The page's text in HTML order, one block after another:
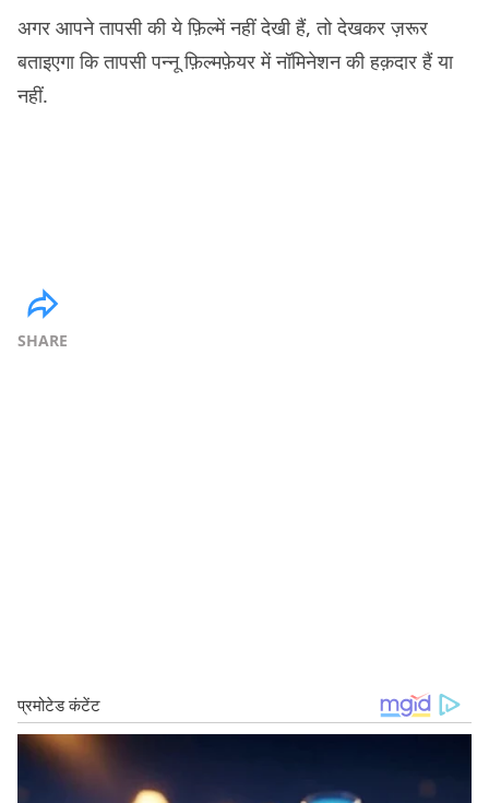
अगर आपने तापसी की ये फ़िल्में नहीं देखी हैं, तो देखकर ज़रूर
बताइएगा कि तापसी पन्नू फ़िल्मफ़ेयर में नॉमिनेशन की हक़दार हैं या
नहीं.
SHARE